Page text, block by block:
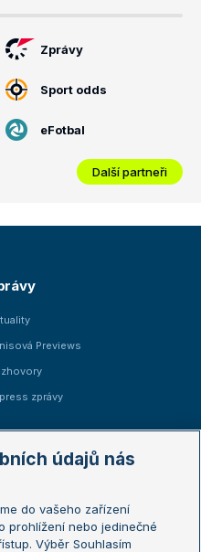
Zprávy
Sport odds
eFotbal
Další partneři
Previews
zprávy
Open
Open
údajů nás
do vašeho zařízení
prohlížení nebo jedinečné
Výběr Souhlasím